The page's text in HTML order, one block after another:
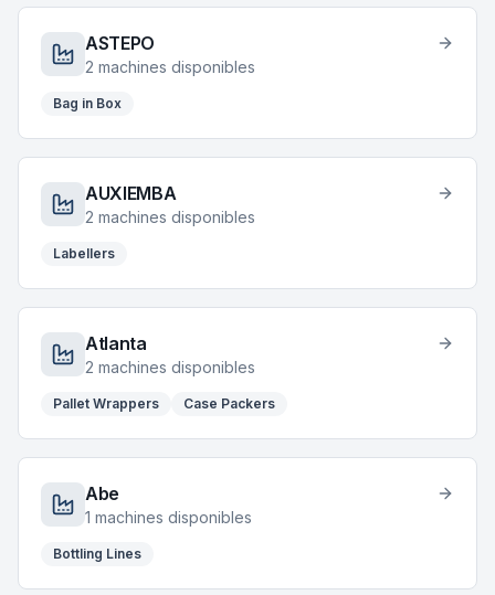
ASTEPO
2 machines disponibles
Bag in Box
AUXIEMBA
2 machines disponibles
Labellers
Atlanta
2 machines disponibles
Pallet Wrappers Case Packers
Abe
1 machines disponibles
Bottling Lines